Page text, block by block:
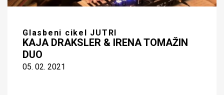
Glasbeni cikel JUTRI
KAJA DRAKSLER & IRENA TOMAŽIN
DUO
05. 02. 2021